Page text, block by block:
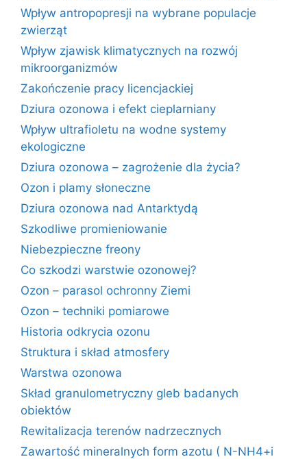
Wpływ antropopresji na wybrane populacje
zwierząt
Wpływ zjawisk klimatycznych na rozwój
mikroorganizmów
Zakończenie pracy licencjackiej
Dziura ozonowa i efekt cieplarniany
Wpływ ultrafioletu na wodne systemy
ekologiczne
Dziura ozonowa – zagrożenie dla życia?
Ozon i plamy słoneczne
Dziura ozonowa nad Antarktydą
Szkodliwe promieniowanie
Niebezpieczne freony
Co szkodzi warstwie ozonowej?
Ozon – parasol ochronny Ziemi
Ozon – techniki pomiarowe
Historia odkrycia ozonu
Struktura i skład atmosfery
Warstwa ozonowa
Skład granulometryczny gleb badanych
obiektów
Rewitalizacja terenów nadrzecznych
Zawartość mineralnych form azotu ( N-NH4+i